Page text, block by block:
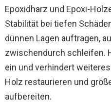
Epoxidharz und Epoxi-
Stabilität bei tiefen
dünnen Lagen auftragen,
zwischendurch schleifen.
ein und verhindert
Holz restaurieren und
aufbereiten.